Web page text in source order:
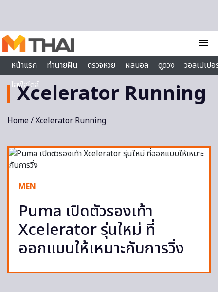
menu
หน้าแรก
ทำนายฝัน ตรวจหวย ผลบอล ดูดวง
วอลเปเป
ไลฟ์สไตล์
Xcelerator Running
Home/ Xcelerator Running
MEN
Puma เปิดตัวรองเท้า
Xcelerator รุ่นใหม่ ที่
ออกแบบให้เหมาะกับการวิ่ง